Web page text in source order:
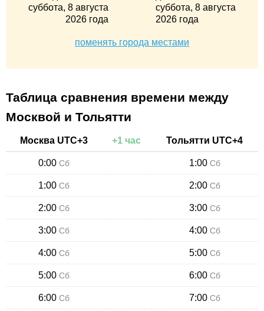
суббота, 8 августа
2026 года
суббота, 8 августа
2026 года
поменять города местами
Таблица сравнения времени между
Москвой и Тольятти
Москва UTC+3 +1 час Тольятти UTC+4
0:00 Сб 1:00 Сб
1:00 Сб 2:00 Сб
2:00 Сб 3:00 Сб
3:00 Сб 4:00 Сб
4:00 Сб 5:00 Сб
5:00 Сб 6:00 Сб
6:00 Сб 7:00 Сб